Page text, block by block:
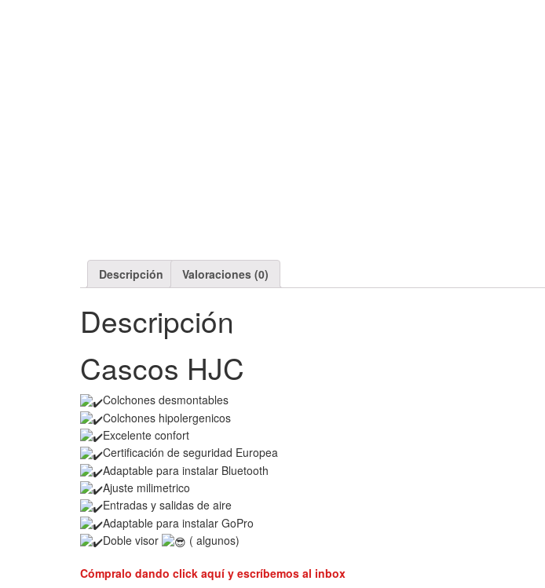
Descripción Valoraciones (0)
Descripción
Cascos HJC
Colchones desmontables
Colchones hipolergenicos
Excelente confort
Certificación de seguridad Europea
Adaptable para instalar Bluetooth
Ajuste milimetrico
Entradas y salidas de aire
Adaptable para instalar GoPro
Doble visor
( algunos)
Cómpralo dando click aquí y escríbemos al inbox